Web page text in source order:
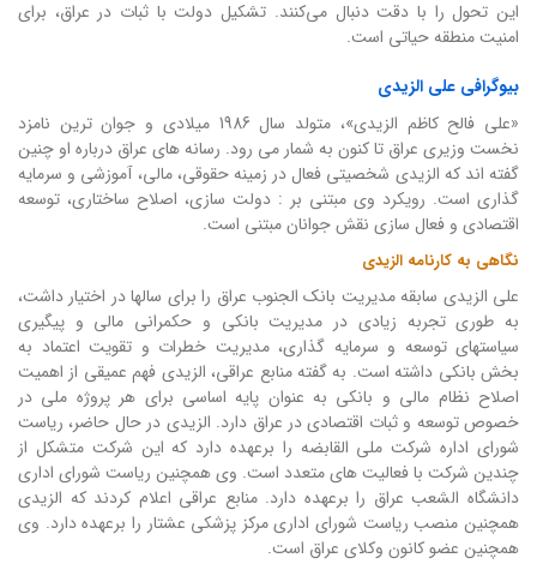
این تحول را با دقت دنبال می‌کنند. تشکیل دولت با ثبات در عراق، برای
امنیت منطقه حیاتی است.
بیوگرافی علی الزیدی
«علی فالح کاظم الزیدی»، متولد سال 1986 میلادی و جوان ترین نامزد
نخست وزیری عراق تا کنون به شمار می رود. رسانه های عراق درباره او چنین
گفته اند که الزیدی شخصیتی فعال در زمینه حقوقی، مالی، آموزشی و سرمایه
گذاری است. رویکرد وی مبتنی بر : دولت سازی، اصلاح ساختاری، توسعه
اقتصادی و فعال سازی نقش جوانان مبتنی است.
نگاهی به کارنامه الزیدی
علی الزیدی سابقه مدیریت بانک الجنوب عراق را برای سالها در اختیار داشت،
به طوری تجربه زیادی در مدیریت بانکی و حکمرانی مالی و پیگیری
سیاستهای توسعه و سرمایه گذاری، مدیریت خطرات و تقویت اعتماد به
بخش بانکی داشته است. به گفته منابع عراقی، الزیدی فهم عمیقی از اهمیت
اصلاح نظام مالی و بانکی به عنوان پایه اساسی برای هر پروژه ملی در
خصوص توسعه و ثبات اقتصادی در عراق دارد. الزیدی در حال حاضر، ریاست
شورای اداره شرکت ملی القابضه را برعهده دارد که این شرکت متشکل از
چندین شرکت با فعالیت های متعدد است. وی همچنین ریاست شورای اداری
دانشگاه الشعب عراق را برعهده دارد. منابع عراقی اعلام کردند که الزیدی
همچنین منصب ریاست شورای اداری مرکز پزشکی عشتار را برعهده دارد. وی
همچنین عضو کانون وکلای عراق است.